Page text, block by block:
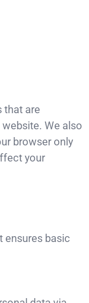
that are
We also
browser only
your
ensures basic